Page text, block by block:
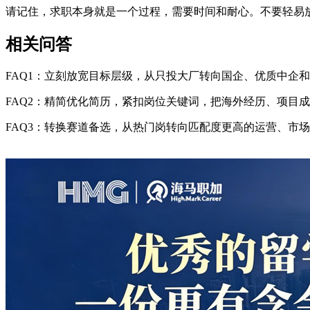
请记住，求职本身就是一个过程，需要时间和耐心。不要轻
相关问答
FAQ1：立刻放宽目标层级，从只投大厂转向国企、优质中企
FAQ2：精简优化简历，紧扣岗位关键词，把海外经历、项目
FAQ3：转换赛道备选，从热门岗转向匹配度更高的运营、市